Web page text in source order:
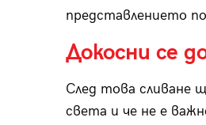
представлението
Докосни се
След това сливане
света и че не е